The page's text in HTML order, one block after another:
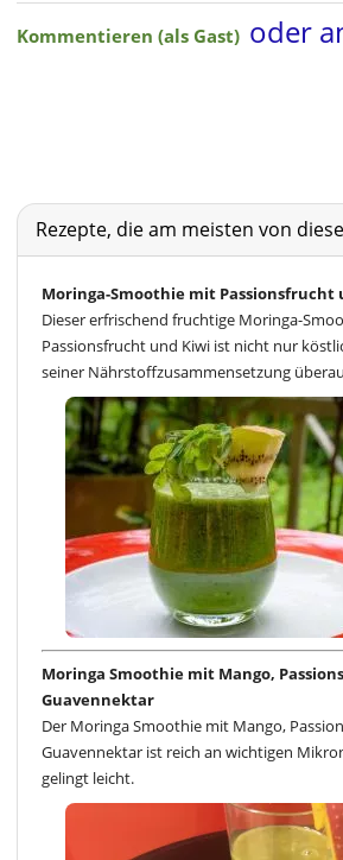
Rezepte, die am meisten von
Moringa-Smoothie mit Passionsfrucht
Dieser erfrischend fruchtige Moringa-
Passionsfrucht und Kiwi ist nicht nur
seiner Nährstoffzusammensetzung
Moringa Smoothie mit Mango,
Guavennektar
Der Moringa Smoothie mit Mango,
Guavennektar ist reich an wichtigen
gelingt leicht.